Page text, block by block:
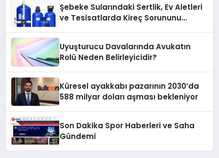
Şebeke Sularındaki Sertlik, Ev Aletleri
ve Tesisatlarda Kireç Sorununu
Uyuşturucu Davalarında Avukatın
Rolü Neden Belirleyicidir?
Küresel ayakkabı pazarının 2030’da
588 milyar doları aşması bekleniyor
Son Dakika Spor Haberleri ve Saha
Gündemi